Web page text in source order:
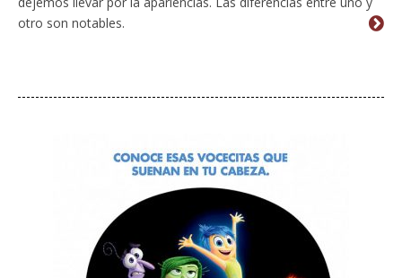
otro son notables.